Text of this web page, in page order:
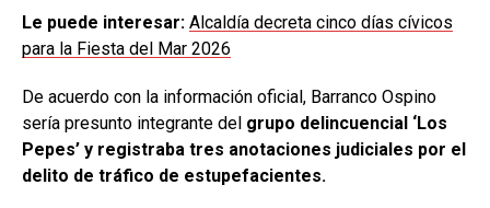
Le puede interesar: Alcaldía decreta cinco días cívicos
para la Fiesta del Mar 2026
De acuerdo con la información oficial, Barranco Ospino
sería presunto integrante del grupo delincuencial ‘Los
Pepes’ y registraba tres anotaciones judiciales por el
delito de tráfico de estupefacientes.